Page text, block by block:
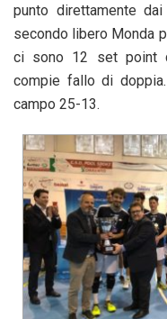
punto direttamente
secondo libero Monda
ci sono 12 set point
compie fallo di
campo 25-13.